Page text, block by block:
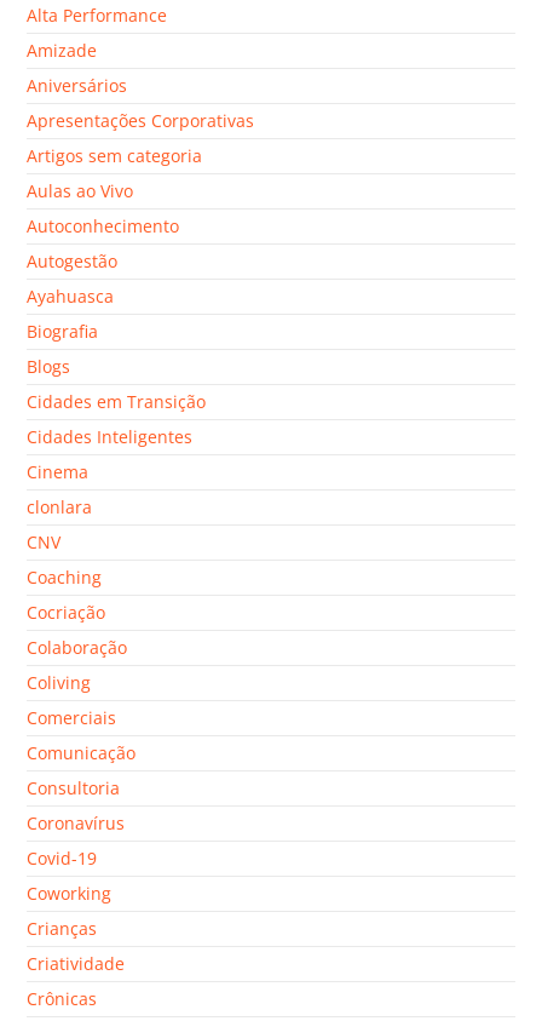
Alta Performance
Amizade
Aniversários
Apresentações Corporativas
Artigos sem categoria
Aulas ao Vivo
Autoconhecimento
Autogestão
Ayahuasca
Biografia
Blogs
Cidades em Transição
Cidades Inteligentes
Cinema
clonlara
CNV
Coaching
Cocriação
Colaboração
Coliving
Comerciais
Comunicação
Consultoria
Coronavírus
Covid-19
Coworking
Crianças
Criatividade
Crônicas